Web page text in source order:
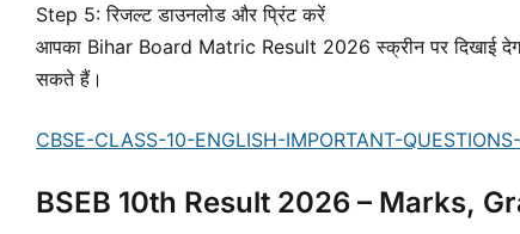
Step 5: रिजल्ट डाउनलोड और प्रिंट करें
आपका Bihar Board Matric Result 2026 स्क्रीन पर दिखाई
सकते हैं।
CBSE-CLASS-10-ENGLISH-IMPORTANT-
BSEB 10th Result 2026 – Marks,